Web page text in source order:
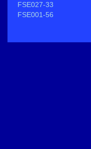
FSE027-33
FSE001-56